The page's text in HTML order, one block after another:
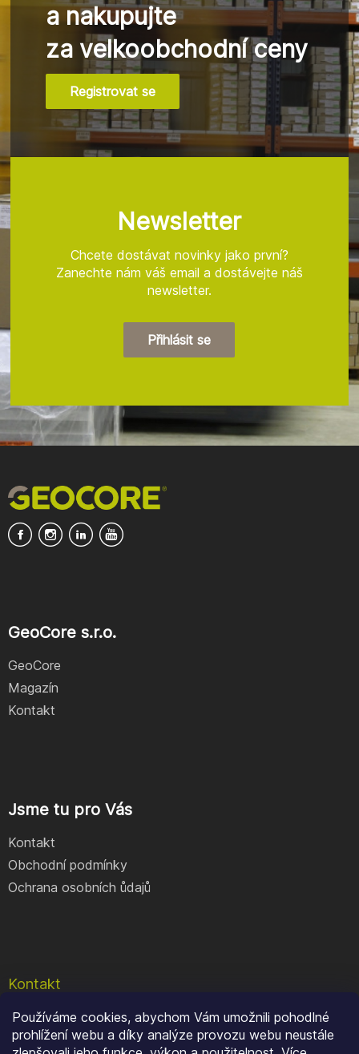
Používáme cookies, abychom Vám umožnili pohodlné
prohlížení webu a díky analýze provozu webu neustále
á
p
a
t
í
a nakupujte
za velkoobchodní ceny
Registrovat se
Newsletter
Chcete dostávat novinky jako první?
Zanechte nám váš email a dostávejte náš
newsletter.
Přihlásit se
GeoCore s.r.o.
GeoCore
Magazín
Kontakt
Jsme tu pro Vás
Kontakt
Obchodní podmínky
Ochrana osobních ůdajů
Kontakt
e-shop @geocore.cz
+420 777 409 900